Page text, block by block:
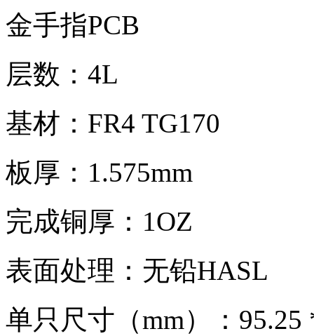
金手指PCB
层数：4L
基材：FR4 TG170
板厚：1.575mm
完成铜厚：1OZ
表面处理：无铅HASL
单只 尺寸 （mm）：